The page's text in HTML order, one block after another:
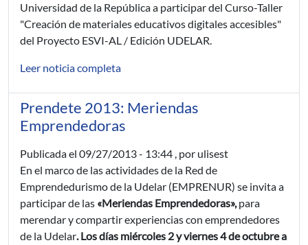
Universidad de la República a participar del Curso-Taller
"Creación de materiales educativos digitales accesibles"
del Proyecto ESVI-AL / Edición UDELAR.
Leer noticia completa
Prendete 2013: Meriendas
Emprendedoras
Publicada el 09/27/2013 - 13:44 , por ulisest
En el marco de las actividades de la Red de
Emprendedurismo de la Udelar (EMPRENUR) se invita a
participar de las «Meriendas Emprendedoras»,para
merendar y compartir experiencias con emprendedores
de la Udelar. Los días miércoles 2 y viernes 4 de octubre a